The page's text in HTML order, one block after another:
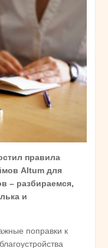
правила
Altum для
– разбираемся,
и
поправки к